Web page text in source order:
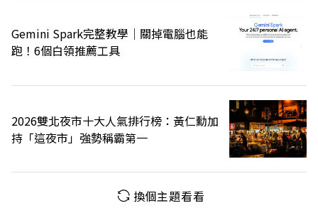
Gemini Spark完整教學｜關掉電腦也能
跑！6個白領推薦工具
2026雙北夜市十大人氣排行榜：黃仁勳加
持「這夜市」強勢稱霸第一
換個主題看看